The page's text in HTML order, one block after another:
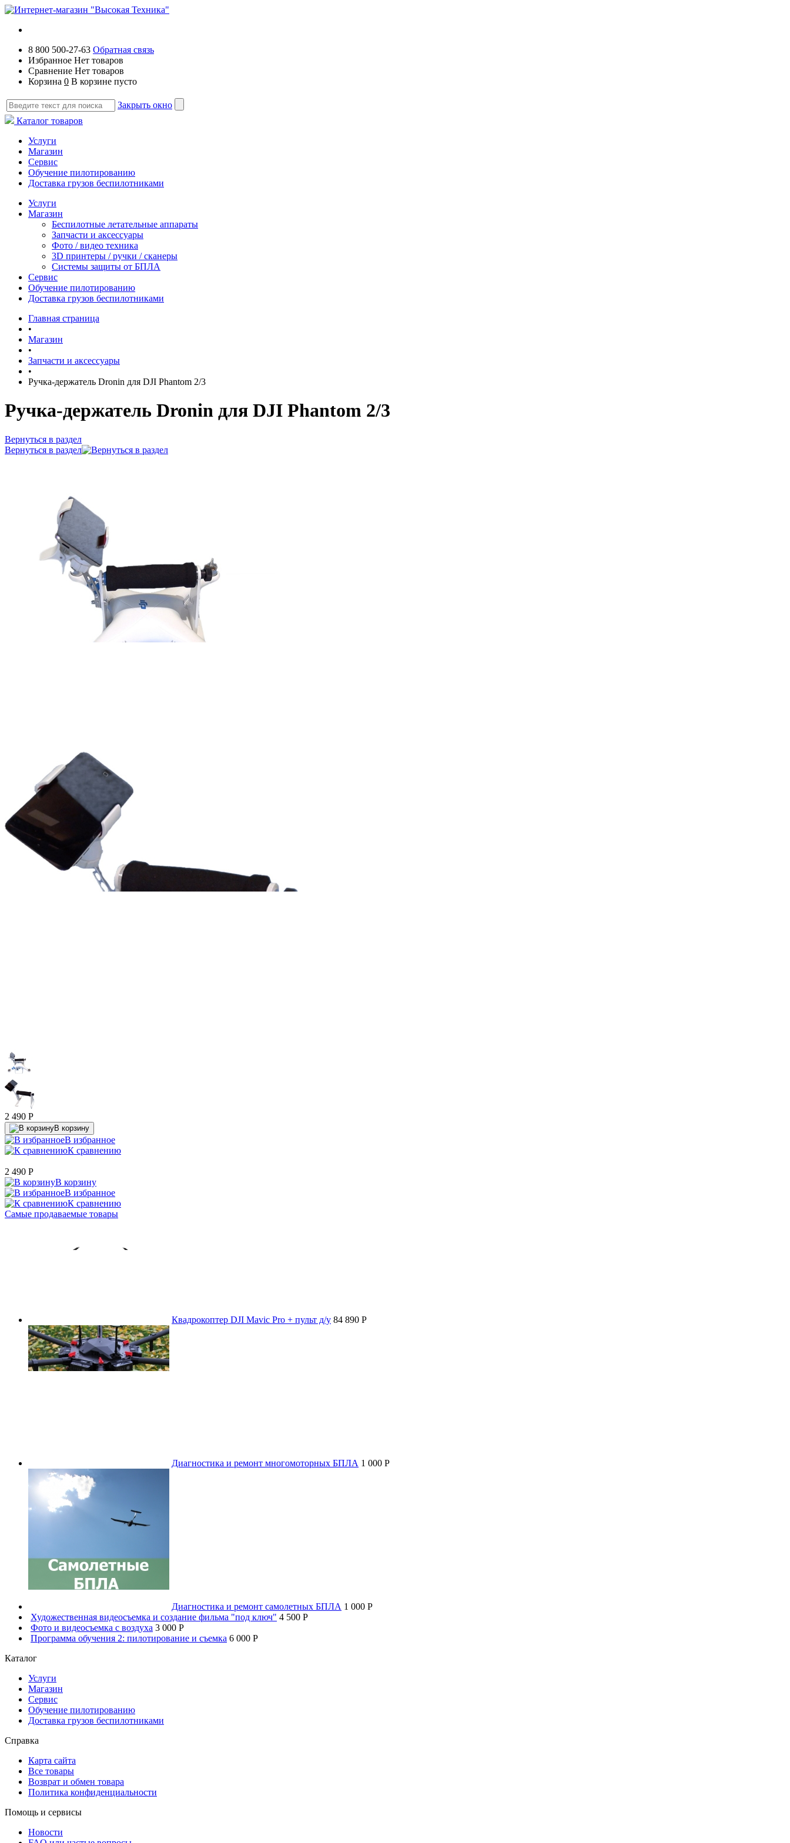
8 800 500-27-63 Обратная связь
Избранное Нет товаров
Сравнение Нет товаров
Корзина 0 В корзине пусто
Закрыть окно
Каталог товаров
Услуги
Магазин
Сервис
Обучение пилотированию
Доставка грузов беспилотниками
Услуги
Магазин
Беспилотные летательные аппараты
Запчасти и аксессуары
Фото / видео техника
3D принтеры / ручки / сканеры
Системы защиты от БПЛА
Сервис
Обучение пилотированию
Доставка грузов беспилотниками
Главная страница
•
Магазин
•
Запчасти и аксессуары
•
Ручка-держатель Dronin для DJI Phantom 2/3
Ручка-держатель Dronin для DJI Phantom 2/3
Вернуться в раздел
Вернуться в раздел
2 490 P
В корзину
В избранное
К сравнению
2 490 P
В корзину
В избранное
К сравнению
Самые продаваемые товары
Квадрокоптер DJI Mavic Pro + пульт д/у 84 890 P
Диагностика и ремонт многомоторных БПЛА 1 000 P
Диагностика и ремонт самолетных БПЛА 1 000 P
Художественная видеосъемка и создание фильма "под ключ" 4 500 P
Фото и видеосъемка с воздуха 3 000 P
Программа обучения 2: пилотирование и съемка 6 000 P
Каталог
Услуги
Магазин
Сервис
Обучение пилотированию
Доставка грузов беспилотниками
Справка
Карта сайта
Все товары
Возврат и обмен товара
Политика конфиденциальности
Помощь и сервисы
Новости